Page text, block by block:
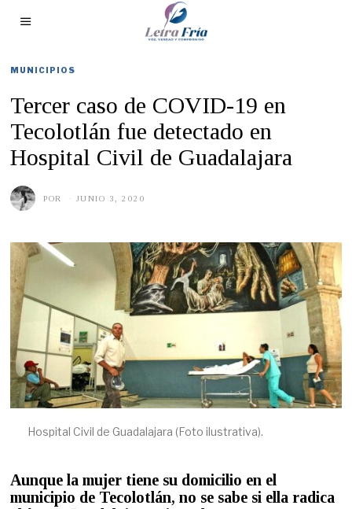
MUNICIPIOS
Tercer caso de COVID-19 en
Tecolotlán fue detectado en
Hospital Civil de Guadalajara
POR JUNIO 3, 2020
O
3
,
2
0
2
0
Hospital Civil de Guadalajara (Foto ilustrativa).
Aunque la mujer tiene su domicilio en el
municipio de Tecolotlán,no se sabe si ella radica